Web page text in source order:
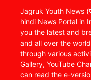
Jagruk Youth News (
hindi News Portal in
you the latest and
and all over the
through various
Gallery, YouTube
can read the e-